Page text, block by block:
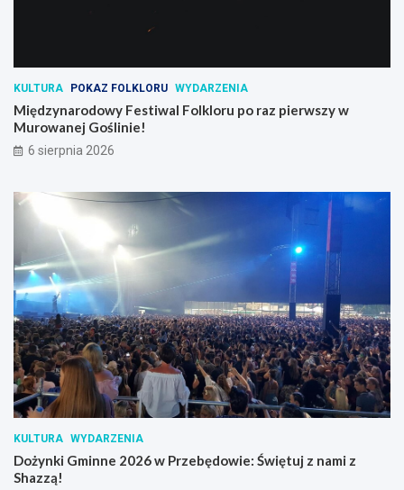
KULTURA POKAZ FOLKLORU WYDARZENIA
Międzynarodowy Festiwal Folkloru po raz pierwszy w
Murowanej Goślinie!
6 sierpnia 2026
KULTURA WYDARZENIA
Dożynki Gminne 2026 w Przebędowie: Świętuj z nami z
Shazzą!